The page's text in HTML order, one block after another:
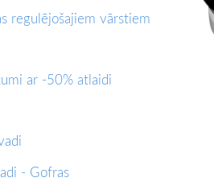
regulējošajiem vārstiem
ar -50% atlaidi
- Gofras